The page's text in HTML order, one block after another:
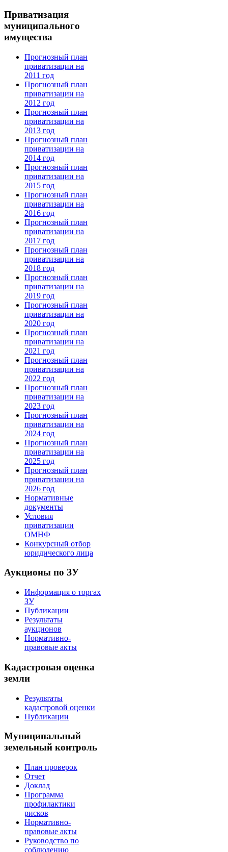
Приватизация
муниципального
имущества
Прогнозный план
приватизации на
2011 год
Прогнозный план
приватизации на
2012 год
Прогнозный план
приватизации на
2013 год
Прогнозный план
приватизации на
2014 год
Прогнозный план
приватизации на
2015 год
Прогнозный план
приватизации на
2016 год
Прогнозный план
приватизации на
2017 год
Прогнозный план
приватизации на
2018 год
Прогнозный план
приватизации на
2019 год
Прогнозный план
приватизации на
2020 год
Прогнозный план
приватизации на
2021 год
Прогнозный план
приватизации на
2022 год
Прогнозный план
приватизации на
2023 год
Прогнозный план
приватизации на
2024 год
Прогнозный план
приватизации на
2025 год
Прогнозный план
приватизации на
2026 год
Нормативные
документы
Условия
приватизации
ОМНФ
Конкурсный отбор
юридического лица
Аукционы по ЗУ
Информация о торгах
ЗУ
Публикации
Результаты
аукционов
Нормативно-
правовые акты
Кадастровая оценка
земли
Результаты
кадастровой оценки
Публикации
Муниципальный
земельный контроль
План проверок
Отчет
Доклад
Программа
профилактики
рисков
Нормативно-
правовые акты
Руководство по
соблюдению